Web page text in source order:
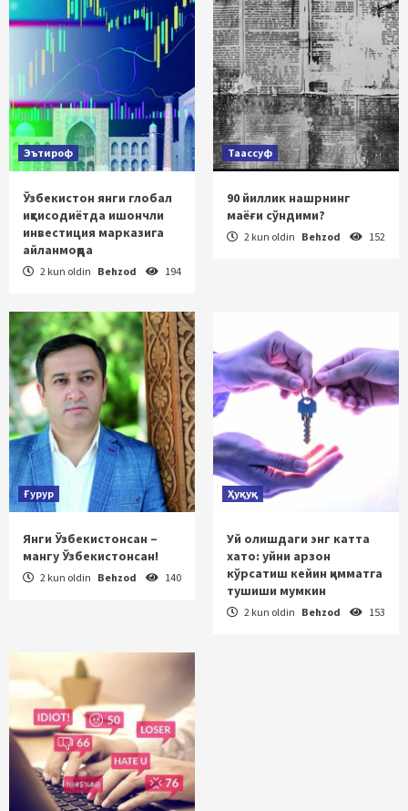
Эътироф
Ўзбекистон янги глобал
иқтисодиётда ишончли
инвестиция марказига
айланмоқда
2 kun oldin Behzod 194
Таассуф
90 йиллик нашрнинг
маёғи сўндими?
2 kun oldin Behzod 152
Ғурур
Янги Ўзбекистонсан –
мангу Ўзбекистонсан!
2 kun oldin Behzod 140
Ҳуқуқ
Уй олишдаги энг катта
хато: уйни арзон
кўрсатиш кейин қимматга
тушиши мумкин
2 kun oldin Behzod 153